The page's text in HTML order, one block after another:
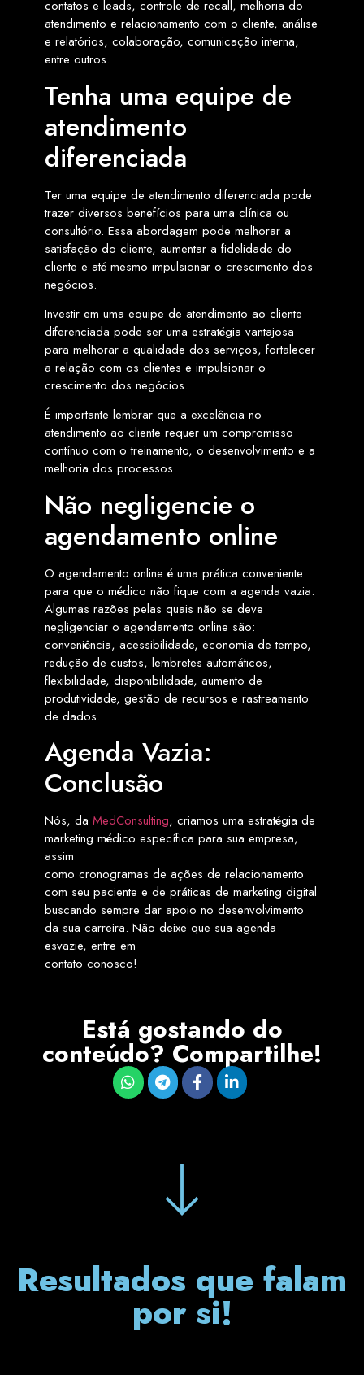
contatos e leads, controle de recall, melhoria do
atendimento e relacionamento com o cliente, análise
e relatórios, colaboração, comunicação interna,
entre outros.
Tenha uma equipe de
atendimento
diferenciada
Ter uma equipe de atendimento diferenciada pode
trazer diversos benefícios para uma clínica ou
consultório. Essa abordagem pode melhorar a
satisfação do cliente, aumentar a fidelidade do
cliente e até mesmo impulsionar o crescimento dos
negócios.
Investir em uma equipe de atendimento ao cliente
diferenciada pode ser uma estratégia vantajosa
para melhorar a qualidade dos serviços, fortalecer
a relação com os clientes e impulsionar o
crescimento dos negócios.
É importante lembrar que a excelência no
atendimento ao cliente requer um compromisso
contínuo com o treinamento, o desenvolvimento e a
melhoria dos processos.
Não negligencie o
agendamento online
O agendamento online é uma prática conveniente
para que o médico não fique com a agenda vazia.
Algumas razões pelas quais não se deve
negligenciar o agendamento online são:
conveniência, acessibilidade, economia de tempo,
redução de custos, lembretes automáticos,
flexibilidade, disponibilidade, aumento de
produtividade, gestão de recursos e rastreamento
de dados.
Agenda Vazia:
Conclusão
Nós, da MedConsulting, criamos uma estratégia de
marketing médico específica para sua empresa,
assim
como cronogramas de ações de relacionamento
com seu paciente e de práticas de marketing digital
buscando sempre dar apoio no desenvolvimento
da sua carreira. Não deixe que sua agenda
esvazie, entre em
contato conosco!
Está gostando do
conteúdo? Compartilhe!
Resultados que falam
por si!